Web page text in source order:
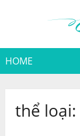
HOME
thể loại: